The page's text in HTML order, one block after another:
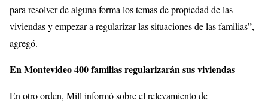
para resolver de alguna forma los temas de propiedad de las
viviendas y empezar a regularizar las situaciones de las familias”,
agregó.
En Montevideo 400 familias regularizarán sus viviendas
En otro orden, Mill informó sobre el relevamiento de